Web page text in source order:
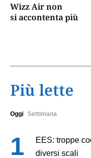
Wizz Air non
si accontenta più
Più lette
Oggi Settimana
EES: troppe
diversi scali